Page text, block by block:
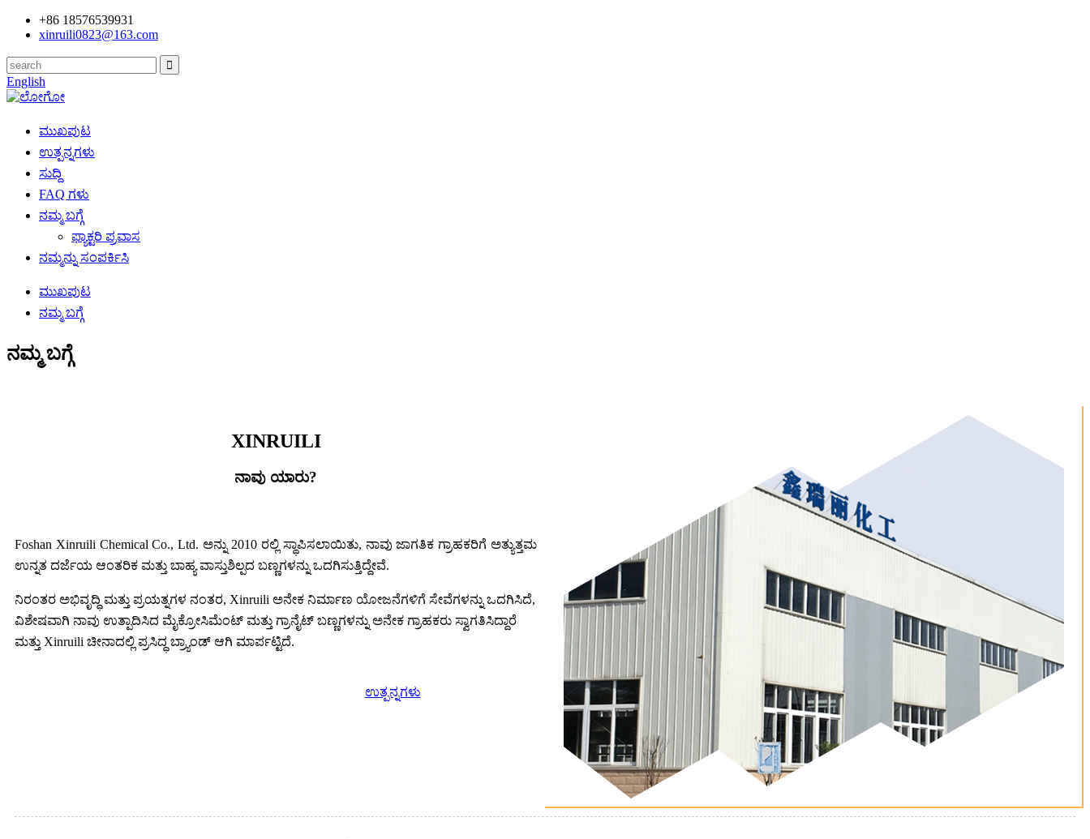
+86 18576539931
xinruili0823@163.com
English
ಮುಖಪುಟ
ಉತ್ಪನ್ನಗಳು
ಸುದ್ದಿ
FAQ ಗಳು
ನಮ್ಮ ಬಗ್ಗೆ
ಫ್ಯಾಕ್ಟರಿ ಪ್ರವಾಸ
ನಮ್ಮನ್ನು ಸಂಪರ್ಕಿಸಿ
ಮುಖಪುಟ
ನಮ್ಮ ಬಗ್ಗೆ
ನಮ್ಮ ಬಗ್ಗೆ
XINRUILI
ನಾವು ಯಾರು?
Foshan Xinruili Chemical Co., Ltd. ಅನ್ನು 2010 ರಲ್ಲಿ ಸ್ಥಾಪಿಸಲಾಯಿತು, ನಾವು ಜಾಗತಿಕ ಗ್ರಾಹಕರಿಗೆ ಅತ್ಯುತ್ತಮ
ಉನ್ನತ ದರ್ಜೆಯ ಆಂತರಿಕ ಮತ್ತು ಬಾಹ್ಯ ವಾಸ್ತುಶಿಲ್ಪದ ಬಣ್ಣಗಳನ್ನು ಒದಗಿಸುತ್ತಿದ್ದೇವೆ.
ನಿರಂತರ ಅಭಿವೃದ್ಧಿ ಮತ್ತು ಪ್ರಯತ್ನಗಳ ನಂತರ, Xinruili ಅನೇಕ ನಿರ್ಮಾಣ ಯೋಜನೆಗಳಿಗೆ ಸೇವೆಗಳನ್ನು ಒದಗಿಸಿದೆ,
ವಿಶೇಷವಾಗಿ ನಾವು ಉತ್ಪಾದಿಸಿದ ಮೈಕ್ರೋಸಿಮೆಂಟ್ ಮತ್ತು ಗ್ರಾನೈಟ್ ಬಣ್ಣಗಳನ್ನು ಅನೇಕ ಗ್ರಾಹಕರು ಸ್ವಾಗತಿಸಿದ್ದಾರೆ
ಮತ್ತು Xinruili ಚೀನಾದಲ್ಲಿ ಪ್ರಸಿದ್ಧ ಬ್ರ್ಯಾಂಡ್ ಆಗಿ ಮಾರ್ಪಟ್ಟಿದೆ.
ಉತ್ಪನ್ನಗಳು